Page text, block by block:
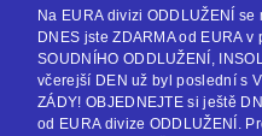
Na EURA divizi ODDLUŽENÍ
DNES jste ZDARMA od EURA
SOUDNÍHO ODDLUŽENÍ,
včerejší DEN už byl poslední s
ZÁDY! OBJEDNEJTE si ještě
od EURA divize ODDLUŽENÍ.